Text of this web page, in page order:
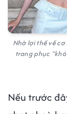
Nhờ lợi thế về
trang phục
Nếu trước